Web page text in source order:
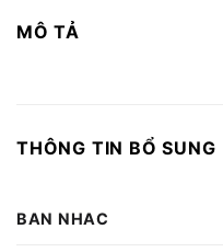
MÔ TẢ
THÔNG TIN BỔ SUNG
BAN NHAC